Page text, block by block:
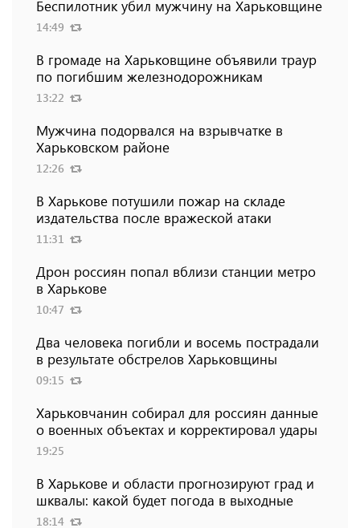
Беспилотник убил мужчину на Харьковщине
14:49
В громаде на Харьковщине объявили траур
по погибшим железнодорожникам
13:22
Мужчина подорвался на взрывчатке в
Харьковском районе
12:26
В Харькове потушили пожар на складе
издательства после вражеской атаки
11:31
Дрон россиян попал вблизи станции метро
в Харькове
10:47
Два человека погибли и восемь пострадали
в результате обстрелов Харьковщины
09:15
Харьковчанин собирал для россиян данные
о военных объектах и ​​корректировал удары
19:25
В Харькове и области прогнозируют град и
шквалы: какой будет погода в выходные
18:14